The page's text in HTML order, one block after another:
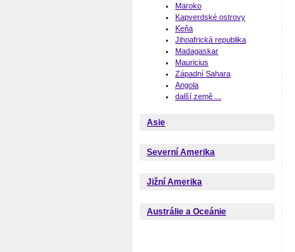
Maroko
Kapverdské ostrovy
Keňa
Jihoafrická republika
Madagaskar
Mauricius
Západní Sahara
Angola
další země ...
Asie
Severní Amerika
Jižní Amerika
Austrálie a Oceánie